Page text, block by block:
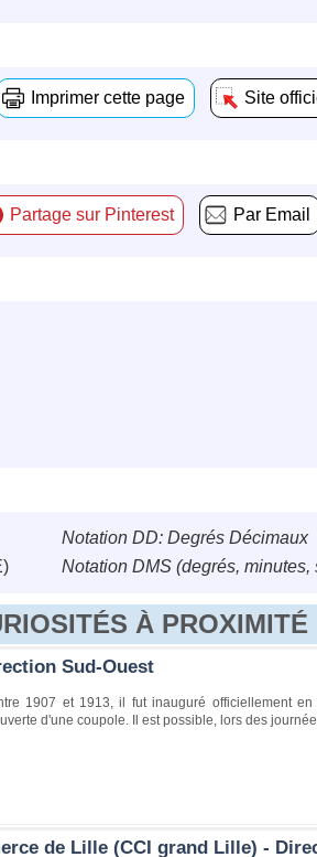
Imprimer cette page Site
Partage sur Pinterest Par Email
Notation DD: Degrés Décimaux
Notation DMS (degrés, minutes,
À PROXIMITÉ
Sud-Ouest
1907 et 1913, il fut inauguré officiellement
d'une coupole. Il est possible, lors des
de Lille (CCI grand Lille) -